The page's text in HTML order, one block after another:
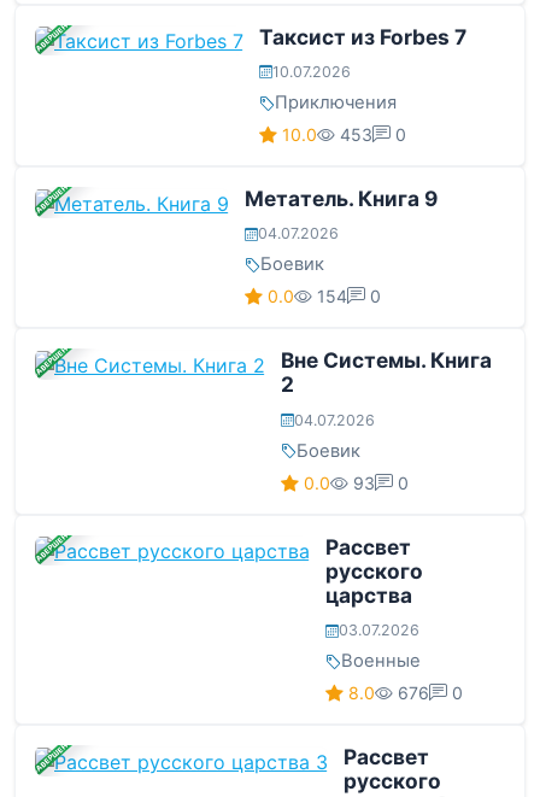
ЗАВЕРШЕНА Таксист из Forbes 7
10.07.2026
Приключения
10.0 453 0
ЗАВЕРШЕНА Метатель. Книга 9
04.07.2026
Боевик
0.0 154 0
ЗАВЕРШЕНА
Вне Системы. Книга
2
04.07.2026
Боевик
0.0 93 0
ЗАВЕРШЕНА
Рассвет
русского
царства
03.07.2026
Военные
8.0 676 0
ЗАВЕРШЕНА
Рассвет
русского